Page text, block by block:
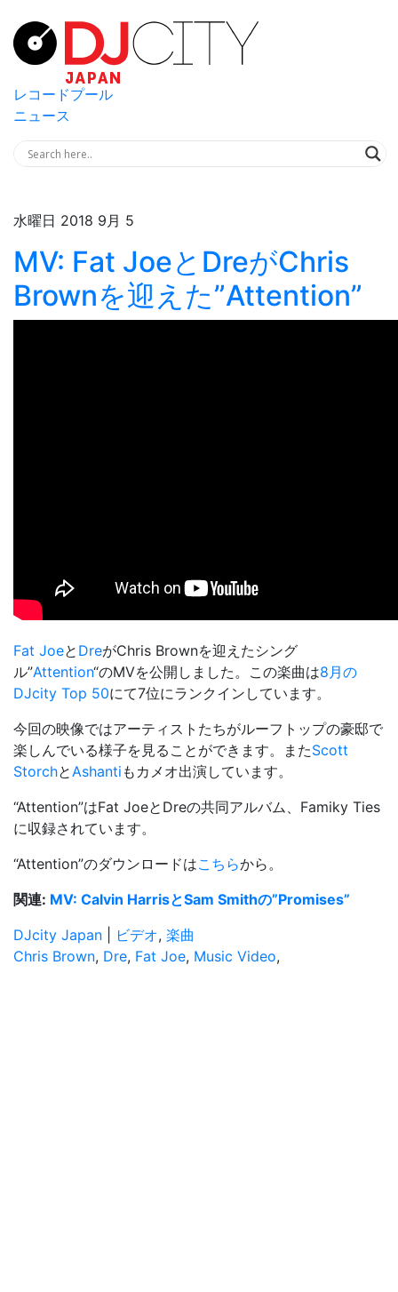
レコードプール
ニュース
水曜日 2018 9月 5
MV: Fat JoeとDreがChris
Brownを迎えた”Attention”
Fat Joeと DreがChris Brownを迎えたシング
ル”Attention“のMVを公開しました。この楽曲は8月の
DJcity Top 50にて7位にランクインしています。
今回の映像ではアーティストたちがルーフトップの豪邸で
楽しんでいる様子を見ることができます。またScott
StorchとAshanti もカメオ出演しています。
“Attention”はFat JoeとDreの共同アルバム、 Famiky Ties
に収録されています。
“Attention”のダウンロードはこちらから。
関連: MV: Calvin HarrisとSam Smithの”Promises”
DJcity Japan
ビデオ, 楽曲
Chris Brown, Dre, Fat Joe, Music Video,